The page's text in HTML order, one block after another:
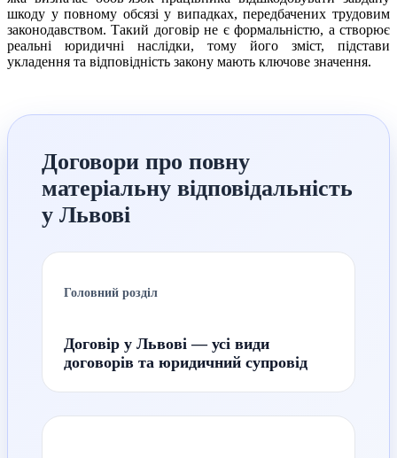
шкоду у повному обсязі у випадках, передбачених трудовим
законодавством. Такий договір не є формальністю, а створює
реальні юридичні наслідки, тому його зміст, підстави
укладення та відповідність закону мають ключове значення.
Договори про повну
матеріальну відповідальність
у Львові
Головний розділ
Договір у Львові — усі види
договорів та юридичний супровід